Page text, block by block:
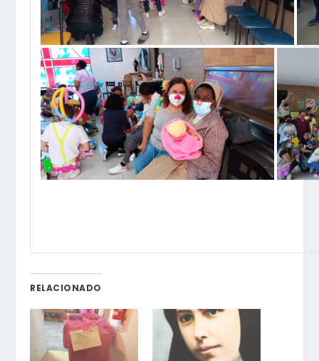
RELACIONADO